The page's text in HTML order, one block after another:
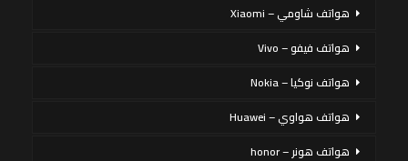
هواتف شاومي – Xiaomi
هواتف فيفو – Vivo
هواتف نوكيا – Nokia
هواتف هواوي – Huawei
هواتف هونر – honor